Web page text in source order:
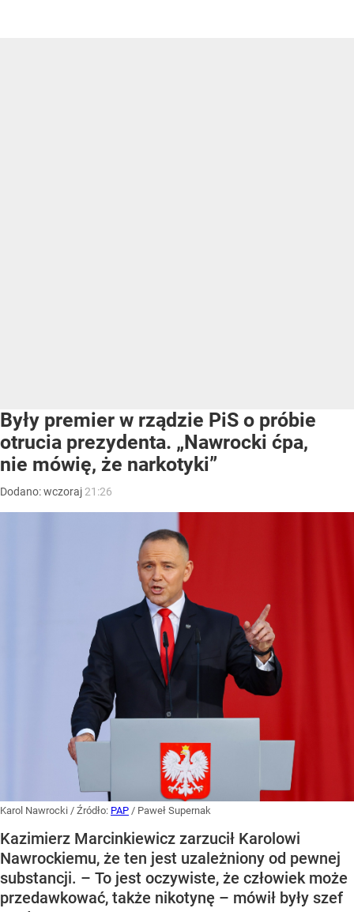
Były premier w rządzie PiS o próbie
otrucia prezydenta. „Nawrocki ćpa,
nie mówię, że narkotyki”
Dodano:wczoraj 21:26
Karol Nawrocki / Źródło: PAP / Paweł Supernak
Kazimierz Marcinkiewicz zarzucił Karolowi
Nawrockiemu, że ten jest uzależniony od pewnej
substancji. – To jest oczywiste, że człowiek może
przedawkować, także nikotynę – mówił były szef